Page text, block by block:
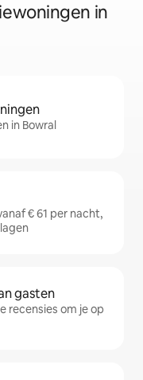
in
in Bowral
€ 61 per nacht,
gasten
recensies om je op